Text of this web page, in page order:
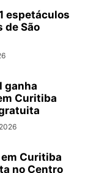
espetáculos
de São
ganha
Curitiba
Curitiba
no Centro